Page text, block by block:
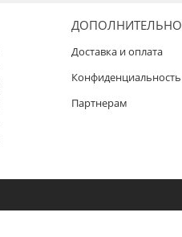
ДОПОЛНИТЕЛЬНО
Доставка и оплата
Конфиденциальность
Партнерам